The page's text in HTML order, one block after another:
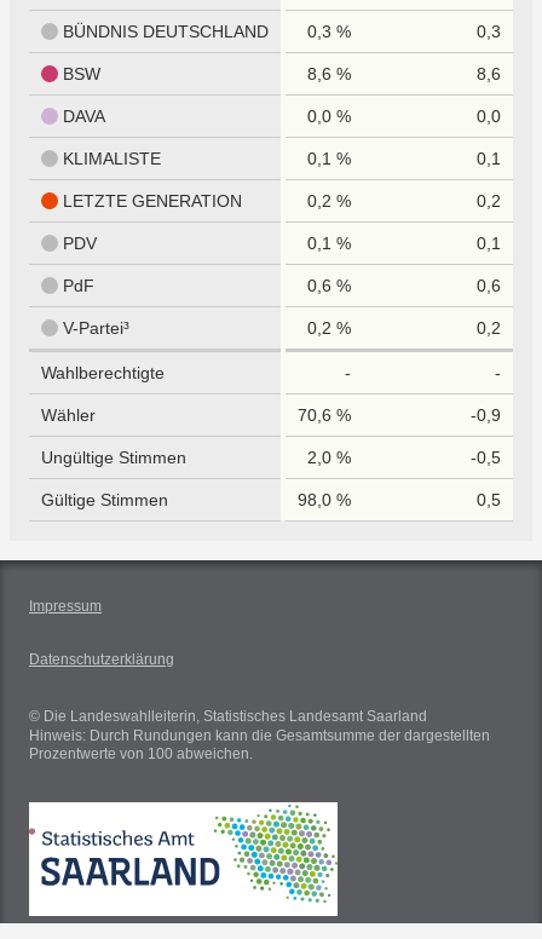
BÜNDNIS DEUTSCHLAND 0,3 % 0,3
BSW 8,6 % 8,6
DAVA 0,0 % 0,0
KLIMALISTE 0,1 % 0,1
LETZTE GENERATION 0,2 % 0,2
PDV 0,1 % 0,1
PdF 0,6 % 0,6
V-Partei³ 0,2 % 0,2
Wahlberechtigte - -
Wähler 70,6 % -0,9
Ungültige Stimmen 2,0 % -0,5
Gültige Stimmen 98,0 % 0,5
Impressum
Datenschutzerklärung
© Die Landeswahlleiterin, Statistisches Landesamt Saarland
Hinweis: Durch Rundungen kann die Gesamtsumme der dargestellten
Prozentwerte von 100 abweichen.